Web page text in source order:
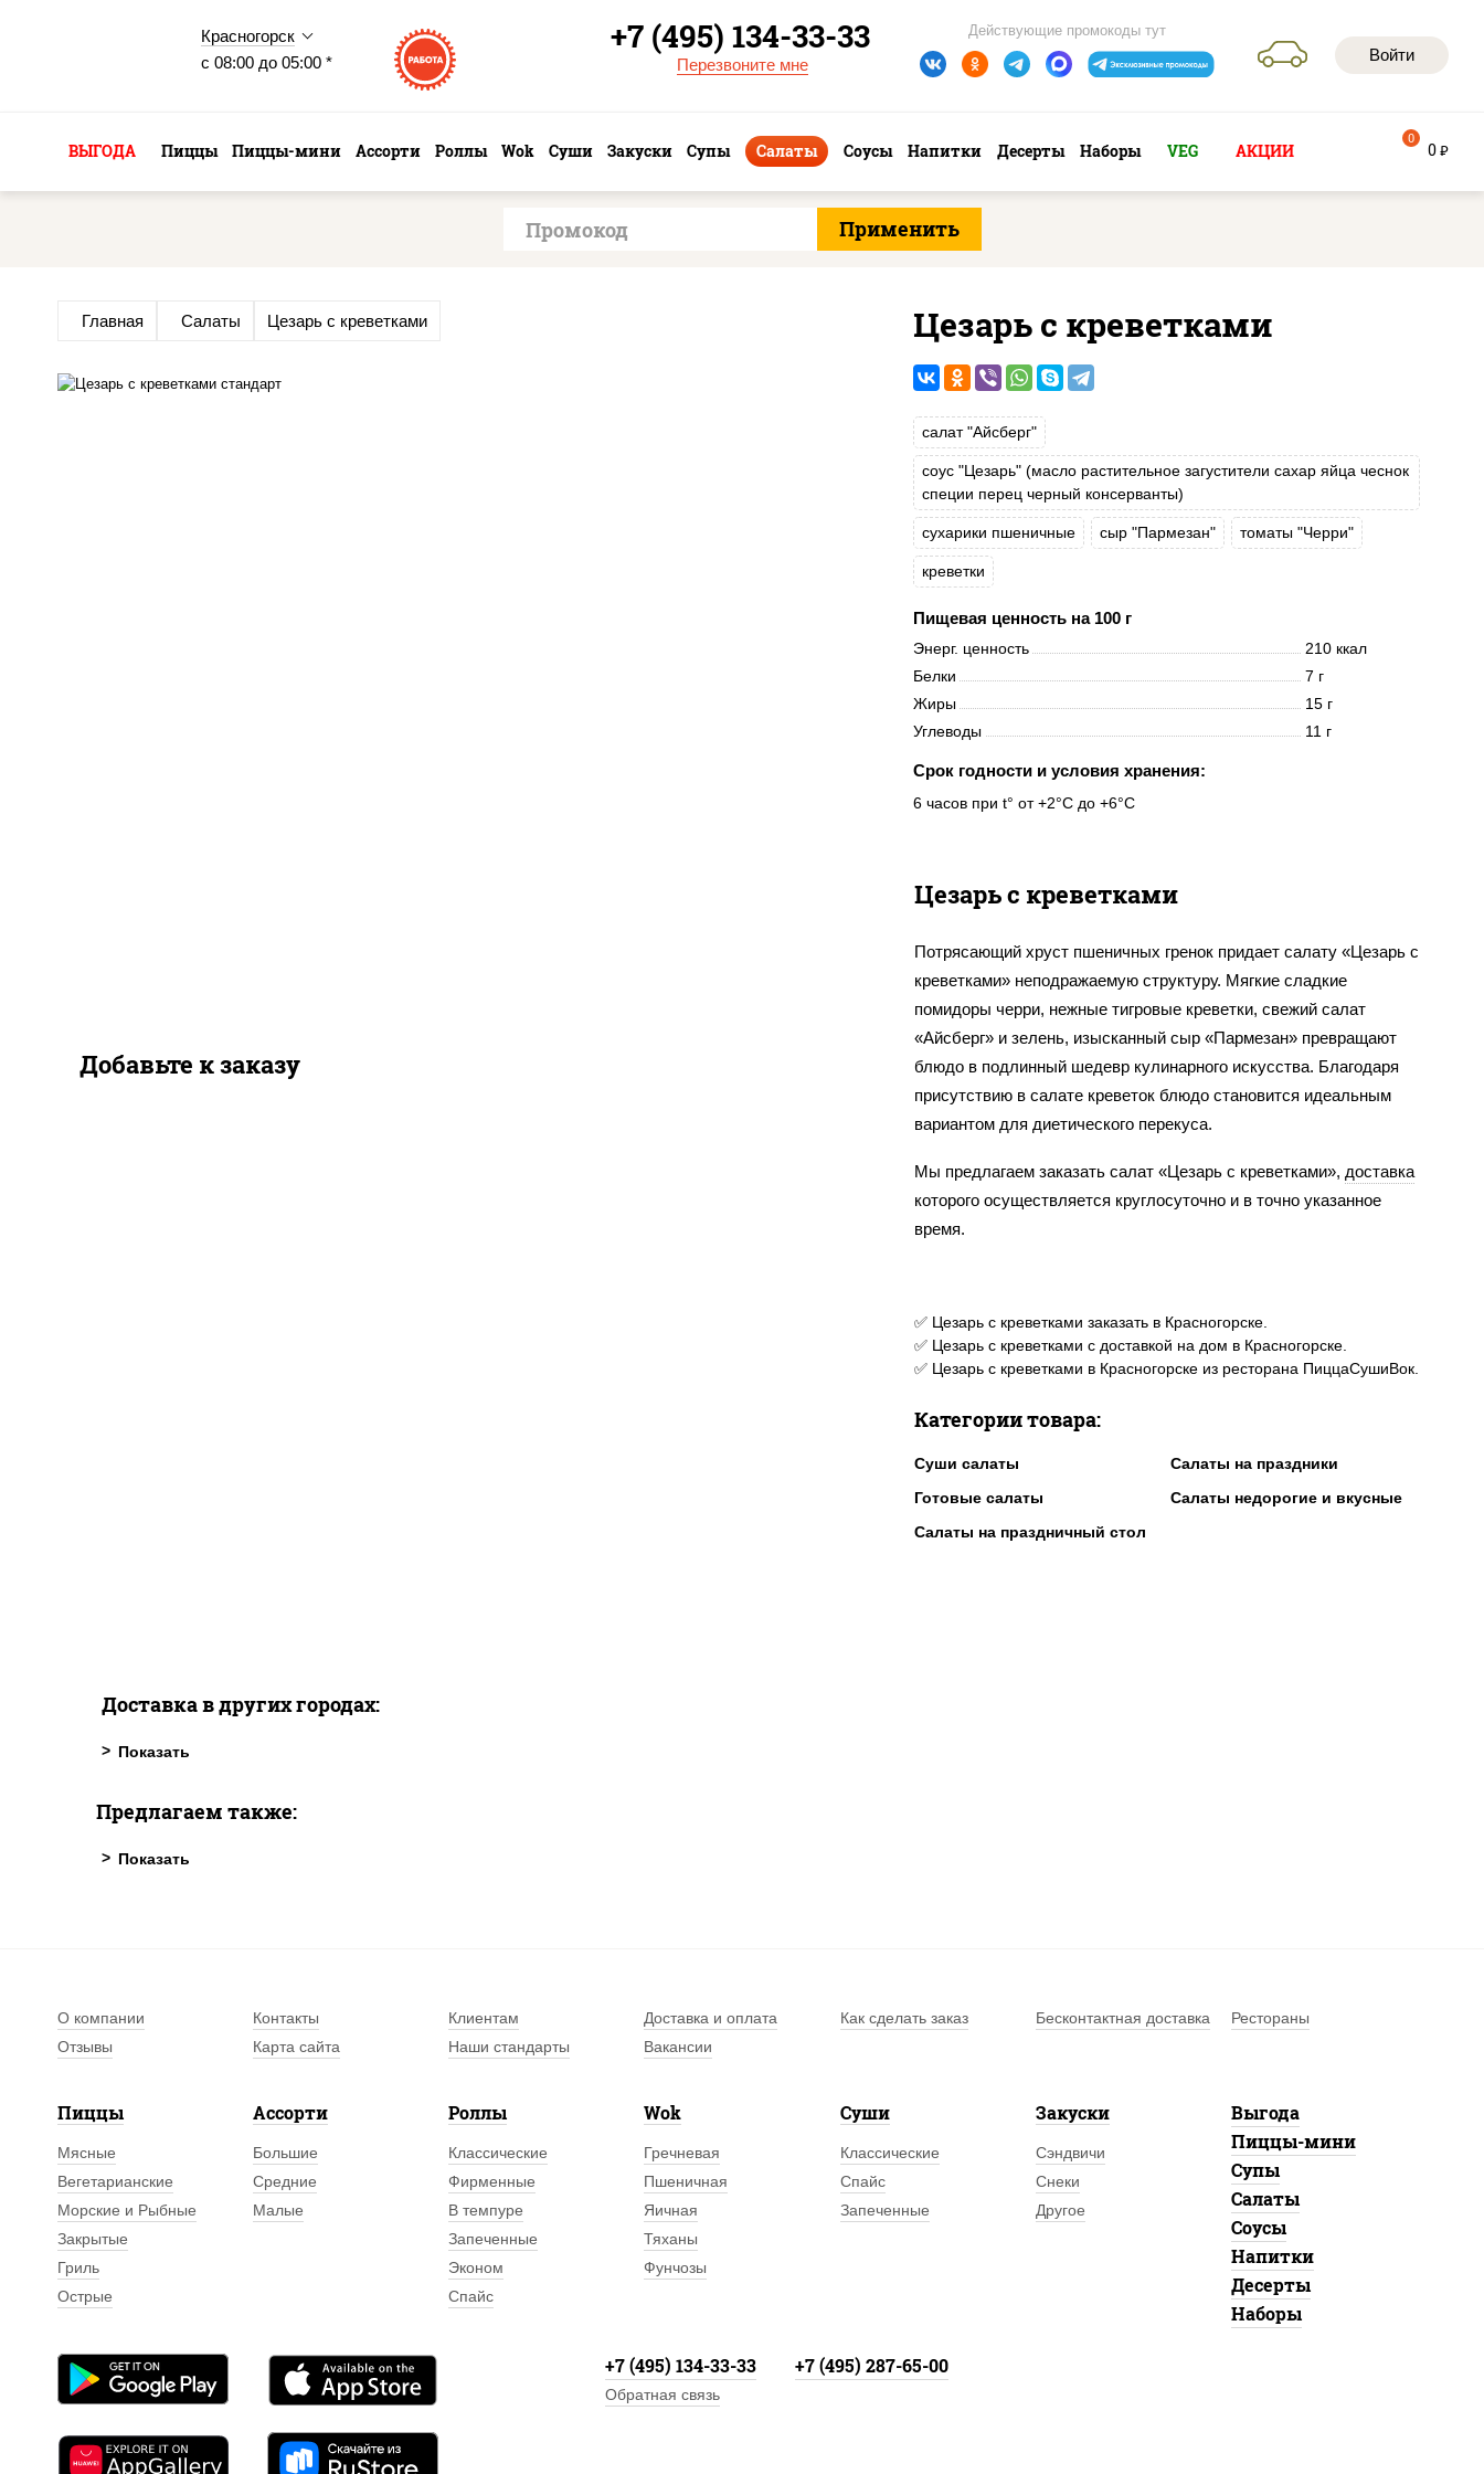
Красногорск
с 08:00 до 05:00 *
Войти
Действующие промокоды тут
+7 (495) 134-33-33
Перезвоните мне
ВЫГОДА Пиццы Пиццы-мини Ассорти Роллы Wok Суши Закуски Супы Салаты Соусы Напитки Десерты Наборы VEG АКЦИИ 0 руб
0
Главная Салаты Цезарь с креветками Цезарь с креветками
салат "Айсберг"
соус "Цезарь" (масло растительное загустители сахар яйца чеснок
специи перец черный консерванты)
сухарики пшеничные сыр "Пармезан" томаты "Черри"
креветки
Пищевая ценность на 100 г
Энерг. ценность
210 ккал
Белки
7 г
Жиры
15 г
Углеводы
11 г
Срок годности и условия хранения:
6 часов при t° от +2°C до +6°C
Цезарь с креветками
Потрясающий хруст пшеничных гренок придает салату «Цезарь с
креветками» неподражаемую структуру. Мягкие сладкие
помидоры черри, нежные тигровые креветки, свежий салат
«Айсберг» и зелень, изысканный сыр «Пармезан» превращают
блюдо в подлинный шедевр кулинарного искусства. Благодаря
присутствию в салате креветок блюдо становится идеальным
вариантом для диетического перекуса.
Мы предлагаем заказать салат «Цезарь с креветками», доставка
которого осуществляется круглосуточно и в точно указанное
время.
✅ Цезарь с креветками заказать в Красногорске.
✅ Цезарь с креветками с доставкой на дом в Красногорске.
✅ Цезарь с креветками в Красногорске из ресторана ПиццаСушиВок.
Категории товара:
Суши салаты
Салаты на праздники
Готовые салаты
Салаты недорогие и вкусные
Салаты на праздничный стол
Добавьте к заказу
Доставка в других городах:
Предлагаем также:
О компании Контакты Клиентам Доставка и оплата Как сделать заказ Бесконтактная доставка
Рестораны
Отзывы
Карта сайта Наши стандарты Вакансии
Пиццы
Мясные
Вегетарианские
Морские и Рыбные
Закрытые
Гриль
Острые
Ассорти
Большие
Средние
Малые
Роллы
Классические
Фирменные
В темпуре
Запеченные
Эконом
Спайс
Wok
Гречневая
Пшеничная
Яичная
Тяханы
Фунчозы
Суши
Классические
Спайс
Запеченные
Закуски
Сэндвичи
Снеки
Другое
Выгода
Пиццы-мини
Супы
Салаты
Соусы
Напитки
Десерты
Наборы
+7 (495) 134-33-33 +7 (495) 287-65-00
Обратная связь